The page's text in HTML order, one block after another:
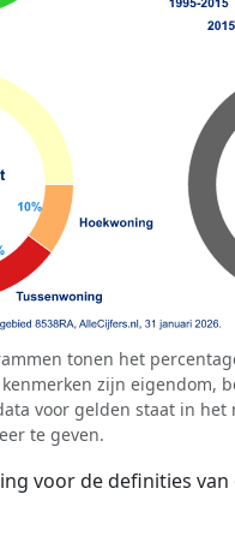
tonen het
zijn eigendom,
voor gelden staat in het
te geven.
voor de definities